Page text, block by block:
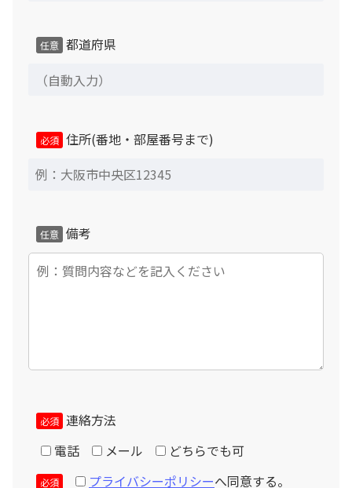
きなくなりますので、設置完了後すみやかにご確認お願い
当社による下見を希望されず、納品当日に予定場所が設置
不可である事が判明した場合、引取引取運賃や出張費等の
納品日より3日前以降にキャンセルご希望の場合、総額の
10%と転用できない部材代金相当額のキャンセル料金が
発生致します。
当社と運送組立工事を請け負う業者のみ使用させて頂きま
られた場合を除き、第三者へ提供することはありません。
任意 都道府県
必須 住所(番地・部屋番号まで)
任意 備考
必須 連絡方法
電話
メール どちらでも可
必須 プライバシーポリシーへ同意する。